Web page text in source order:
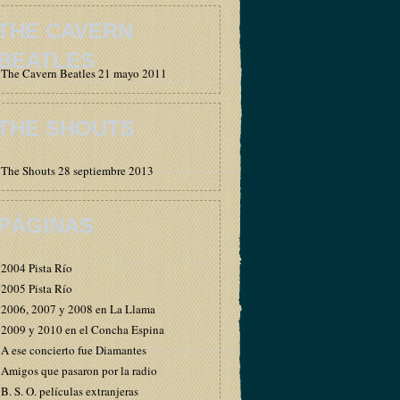
CAVERN
The Cavern Beatles 21 mayo 2011
SHOUTS
The Shouts 28 septiembre 2013
2004 Pista Río
2005 Pista Río
2006, 2007 y 2008 en La Llama
2009 y 2010 en el Concha Espina
A ese concierto fue Diamantes
Amigos que pasaron por la radio
B. S. O. películas extranjeras